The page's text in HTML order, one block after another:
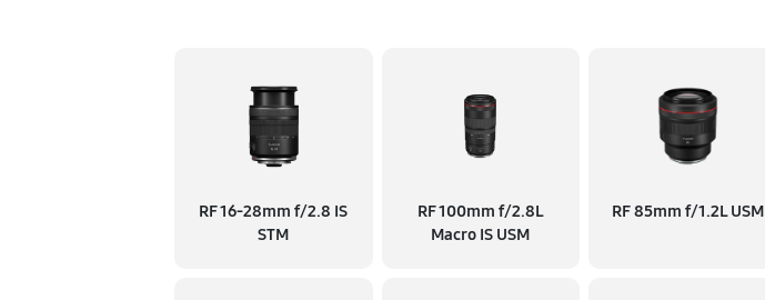
RF 16‑28mm f/2.8 IS
STM
RF 100mm f/2.8L
Macro IS USM
RF 85mm f/1.2L USM